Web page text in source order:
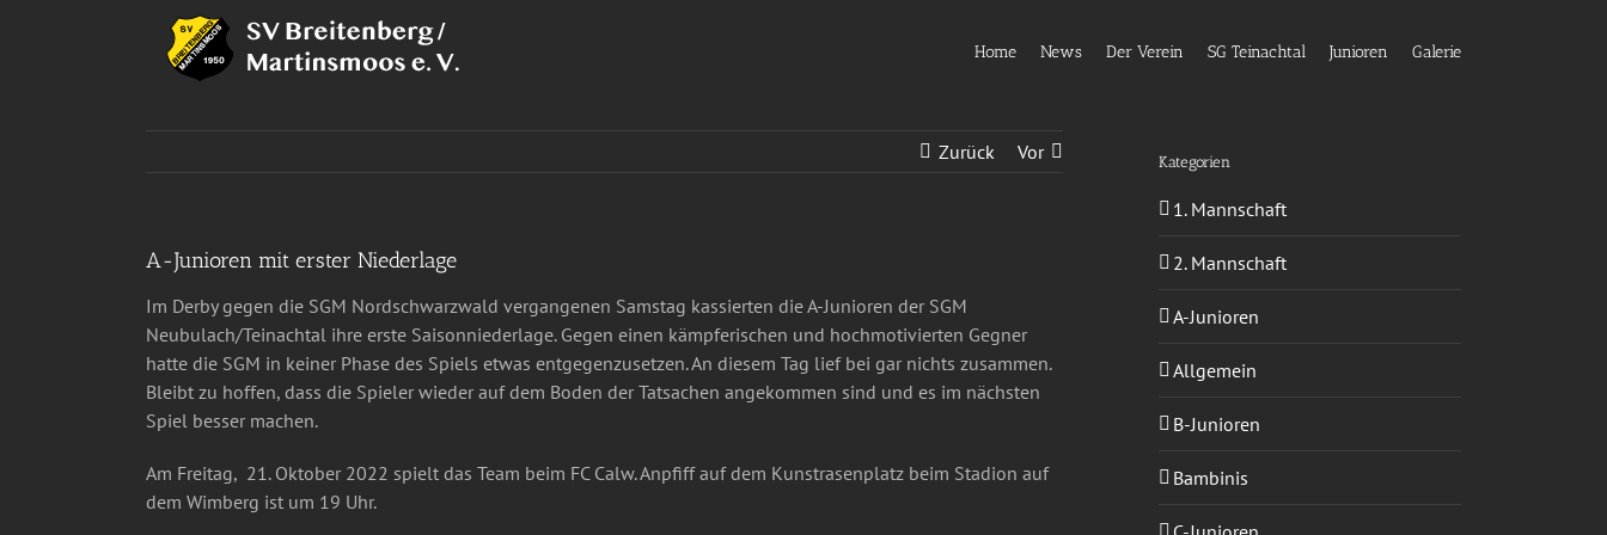
Home News Der Verein SG Teinachtal Junioren Galerie
Zurück Vor
A-Junioren mit erster Niederlage
Im Derby gegen die SGM Nordschwarzwald vergangenen Samstag kassierten die A-Junioren der SGM
Neubulach/Teinachtal ihre erste Saisonniederlage. Gegen einen kämpferischen und hochmotivierten Gegner
hatte die SGM in keiner Phase des Spiels etwas entgegenzusetzen. An diesem Tag lief bei gar nichts zusammen.
Bleibt zu hoffen, dass die Spieler wieder auf dem Boden der Tatsachen angekommen sind und es im nächsten
Spiel besser machen.
Am Freitag, 21. Oktober 2022 spielt das Team beim FC Calw. Anpfiff auf dem Kunstrasenplatz beim Stadion auf
dem Wimberg ist um 19 Uhr.
Kategorien
1. Mannschaft
2. Mannschaft
A-Junioren
Allgemein
B-Junioren
Bambinis